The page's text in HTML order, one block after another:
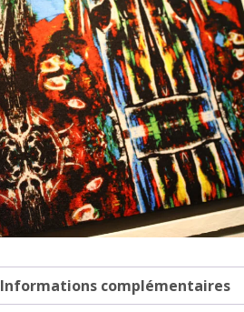
Informations complémentaires